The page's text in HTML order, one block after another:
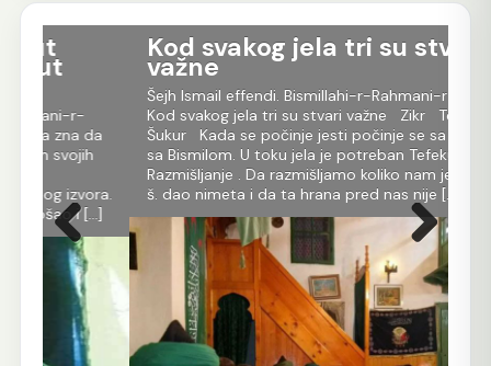
Kod svakog jela tri su stvari
Šejh Ismail effendi. Bismillahi-r-Rahmani-r-Rahim.
Kod svakog jela tri su stvari važne Zikr Tefekur
Šukur Kada se počinje jesti počinje se sa zikrom
sa Bismilom. U toku jela je potreban Tefekur –
Razmišljanje . Da razmišljamo koliko nam je Allah dž.
š. dao nimeta i da ta hrana pred nas nije […]
Prethodna Sljedeća